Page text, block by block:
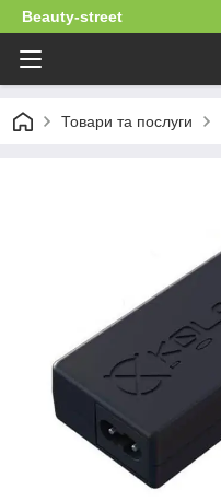
Beauty-street
Товари та послуги